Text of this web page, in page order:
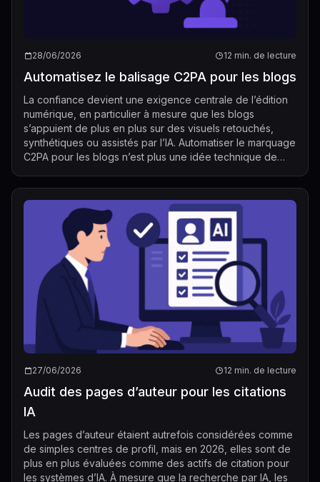
28/06/2026 12 min. de lecture
Automatisez le balisage C2PA pour les blogs
La confiance devient une exigence centrale de l’édition
numérique, en particulier à mesure que les blogs
s’appuient de plus en plus sur des visuels retouchés,
synthétiques ou assistés par l’IA. Automatiser le marquage
C2PA pour les blogs n’est plus une idée technique de
27/06/2026 12 min. de lecture
Audit des pages d’auteur pour les citations
IA
Les pages d’auteur étaient autrefois considérées comme
de simples centres de profil, mais en 2026, elles sont de
plus en plus évaluées comme des actifs de citation pour
les systèmes d’IA. À mesure que la recherche par IA, les